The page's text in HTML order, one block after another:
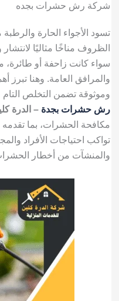
شركة رش حشرات بجده
تسود الأجواء الحارة
الظروف مناخًا مثاليًا لانتشار
سواء كانت زاحفة أو طائرة،
والمرافق العامة. وهنا تبرز
وموثوقة تضمن التخلص
رش حشرات بجدة – الدرة
مكافحة الحشرات، بما
تواكب احتياجات الأفراد
والمنشآت من أخطار